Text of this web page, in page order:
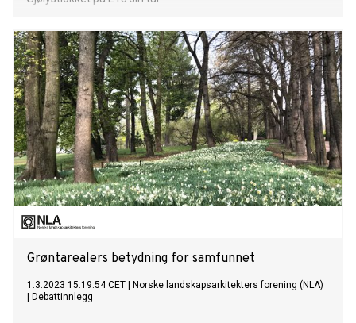
Grøntarealers betydning for samfunnet
1.3.2023 15:19:54 CET
Norske landskapsarkitekters forening (NLA)
Debattinnlegg